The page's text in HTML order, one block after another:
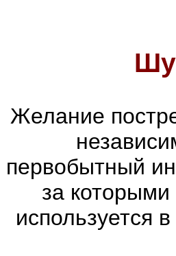
Желание
первобытный
за которыми
используется